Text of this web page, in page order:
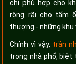
chỉ phù hợp cho
rộng rãi cho tấm
thượng - những khu
Chính vì vậy, trần
trong nhà phố, biệt